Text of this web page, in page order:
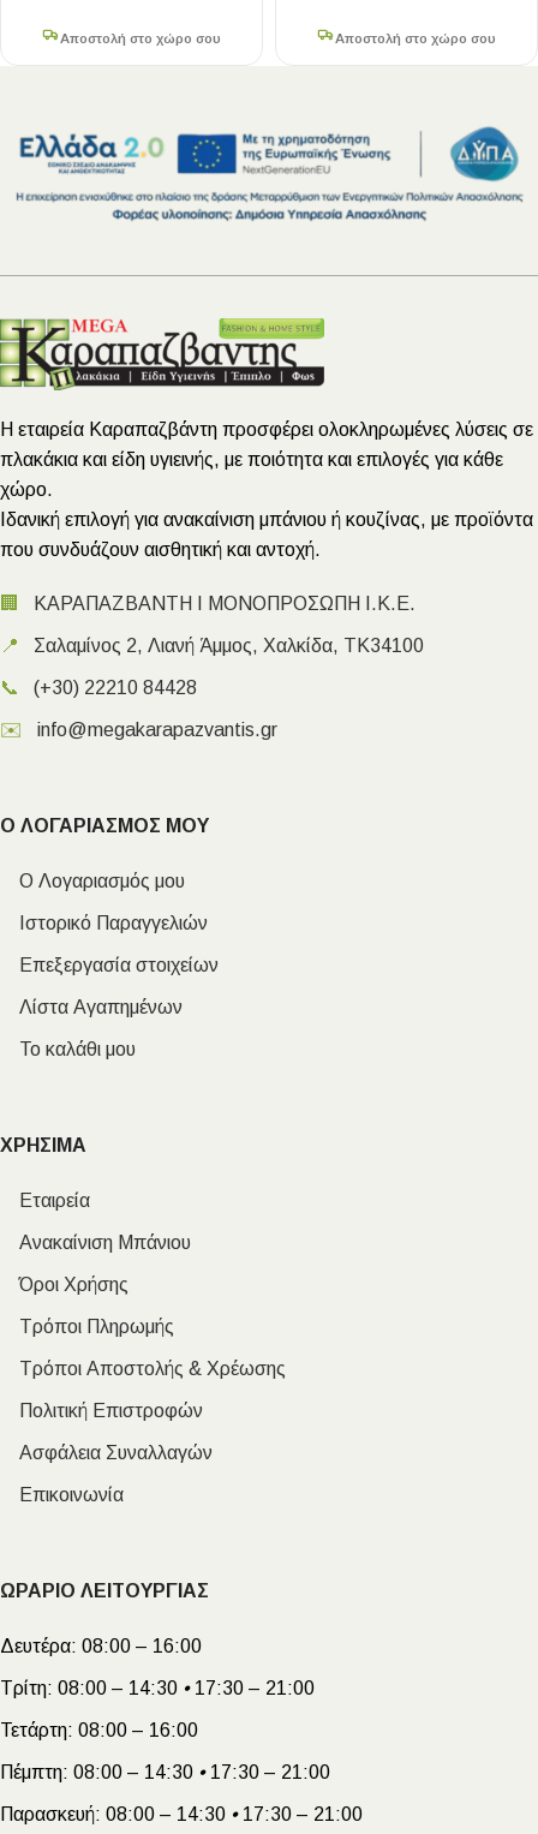
Αποστολή στο χώρο σου Αποστολή στο χώρο σου
Η εταιρεία Καραπαζβάντη προσφέρει ολοκληρωμένες λύσεις σε
πλακάκια και είδη υγιεινής, με ποιότητα και επιλογές για κάθε
χώρο.
Ιδανική επιλογή για ανακαίνιση μπάνιου ή κουζίνας, με προϊόντα
που συνδυάζουν αισθητική και αντοχή.
🏢 ΚΑΡΑΠΑΖΒΑΝΤΗ Ι ΜΟΝΟΠΡΟΣΩΠΗ Ι.Κ.Ε.
📍 Σαλαμίνος 2, Λιανή Άμμος, Χαλκίδα, ΤΚ34100
📞 (+30) 22210 84428
✉️ info@megakarapazvantis.gr
Ο ΛΟΓΑΡΙΑΣΜΟΣ ΜΟΥ
Ο Λογαριασμός μου
Ιστορικό Παραγγελιών
Επεξεργασία στοιχείων
Λίστα Αγαπημένων
Το καλάθι μου
ΧΡΗΣΙΜΑ
Εταιρεία
Ανακαίνιση Μπάνιου
Όροι Χρήσης
Τρόποι Πληρωμής
Τρόποι Αποστολής & Χρέωσης
Πολιτική Επιστροφών
Ασφάλεια Συναλλαγών
Επικοινωνία
ΩΡΑΡΙΟ ΛΕΙΤΟΥΡΓΙΑΣ
Δευτέρα: 08:00 – 16:00
Τρίτη: 08:00 – 14:30 •17:30 – 21:00
Τετάρτη: 08:00 – 16:00
Πέμπτη: 08:00 – 14:30 •17:30 – 21:00
Παρασκευή: 08:00 – 14:30 •17:30 – 21:00